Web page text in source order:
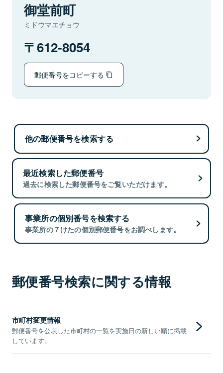
御堂前町
ミドウマエチョウ
612-8054
郵便番号をコピーする
他の郵便番号を検索する
最近検索した郵便番号
過去に検索した郵便番号をご覧いただけます。
事業所の個別番号を検索する
事業所の７けたの個別郵便番号をお調べします。
郵便番号検索に関する情報
市町村変更情報
郵便番号を公表した市町村の一覧を実施日の新しい順に掲載
しています。